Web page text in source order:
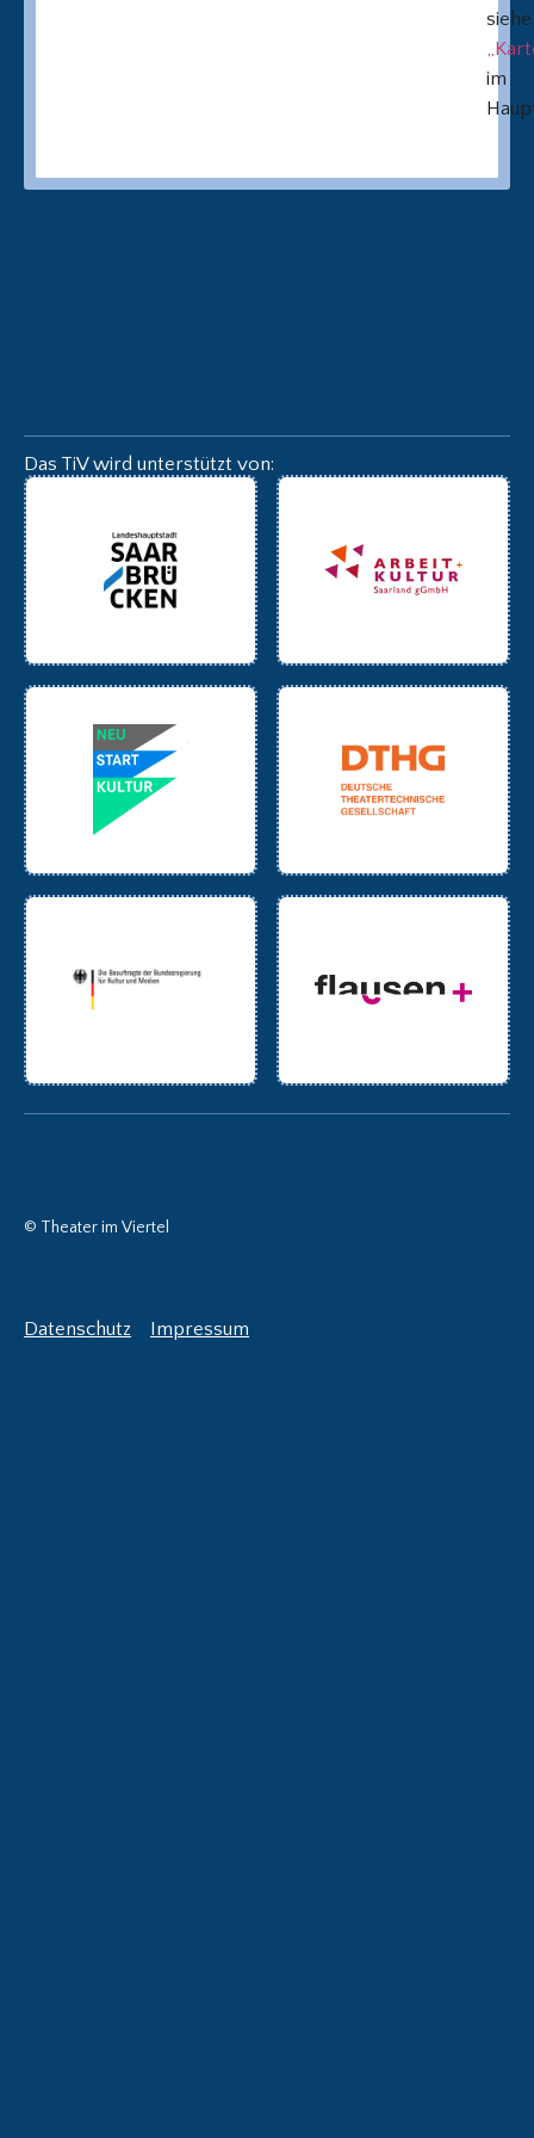
siehe
im
Das TiV wird unterstützt von:
© Theater im Viertel
Datenschutz Impressum